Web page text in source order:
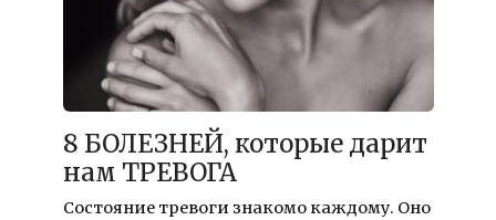
8 БОЛЕЗНЕЙ, которые дарит
нам ТРЕВОГА
Состояние тревоги знакомо каждому. Оно